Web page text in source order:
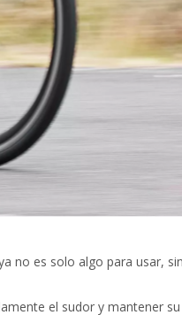
no es solo algo para usar,
el sudor y mantener